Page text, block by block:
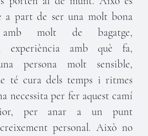
a part de ser una molt bona
amb molt de bagatge,
experiència amb què fa,
persona molt sensible,
té cura dels temps i ritmes
necessita per fer aquest camí
per anar a un punt
personal. Això no